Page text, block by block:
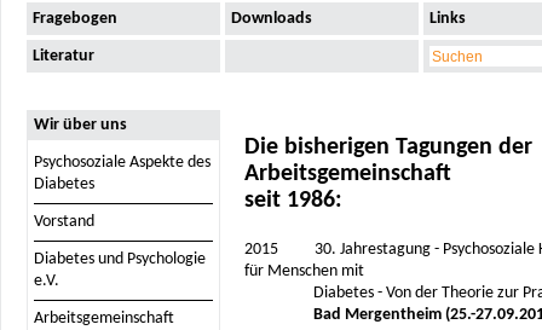
Fragebogen Downloads Links
Literatur
Wir über uns
Psychosoziale Aspekte des
Diabetes
Vorstand
Diabetes und Psychologie
e.V.
Arbeitsgemeinschaft
Die bisherigen Tagungen der
Arbeitsgemeinschaft
seit 1986:
2015 30. Jahrestagung - Psychosoziale
für Menschen mit
Diabetes - Von der Theorie zur
Bad Mergentheim (25.-